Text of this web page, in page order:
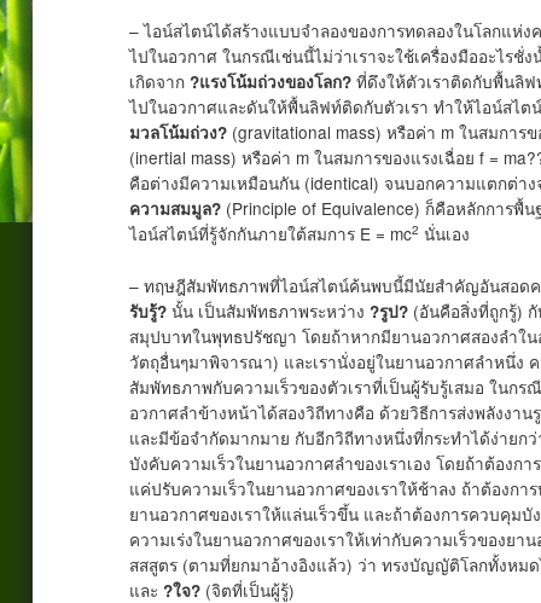
– ไอน์สไตน์ได้สร้างแบบจำลองของการทดลองในโลกแ
ไปในอวกาศ ในกรณีเช่นนี้ไม่ว่าเราจะใช้เครื่องมืออะไรชั่
เกิดจาก ?แรงโน้มถ่วงของโลก? ที่ดึงให้ตัวเราติดกับพื้นลิ
ไปในอวกาศและดันให้พื้นลิฟท์ติดกับตัวเรา ทำให้ไอน์สไ
มวลโน้มถ่วง? (gravitational mass) หรือค่า m ในสมการ
(inertial mass) หรือค่า m ในสมการของแรงเฉื่อย f =
คือต่างมีความเหมือนกัน (identical) จนบอกความแตกต่า
ความสมมูล? (Principle of Equivalence) ก็คือหลักการพื้
ไอน์สไตน์ที่รู้จักกันภายใต้สมการ E = mc2 นั่นเอง
– ทฤษฎีสัมพัทธภาพที่ไอน์สไตน์ค้นพบนี้มีนัยสำคัญอันสอดค
รับรู้? นั้น เป็นสัมพัทธภาพระหว่าง ?รูป? (อันคือสิ่งที่ถูกรู้)
สมุปบาทในพุทธปรัชญา โดยถ้าหากมียานอวกาศสองลำใ
วัตถุอื่นๆมาพิจารณา) และเรานั่งอยู่ในยานอวกาศลำหนึ่ง
สัมพัทธภาพกับความเร็วของตัวเราที่เป็นผู้รับรู้เสมอ ในก
อวกาศลำข้างหน้าได้สองวิถีทางคือ ด้วยวิธีการส่งพลังงา
และมีข้อจำกัดมากมาย กับอีกวิถีทางหนึ่งที่กระทำได้ง่าย
บังคับความเร็วในยานอวกาศลำของเราเอง โดยถ้าต้อง
แค่ปรับความเร็วในยานอวกาศของเราให้ช้าลง ถ้าต้องก
ยานอวกาศของเราให้แล่นเร็วขึ้น และถ้าต้องการควบคุม
ความเร่งในยานอวกาศของเราให้เท่ากับความเร็วของย
สสสูตร (ตามที่ยกมาอ้างอิงแล้ว) ว่า ทรงบัญญัติโลกทั้งห
และ ?ใจ? (จิตที่เป็นผู้รู้)